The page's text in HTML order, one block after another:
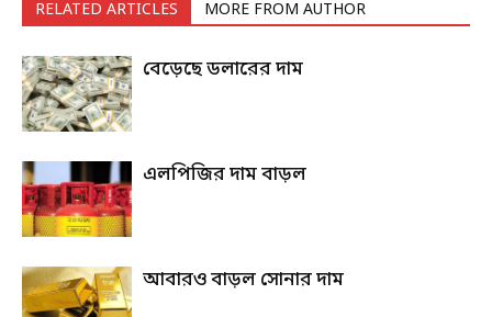
RELATED ARTICLES MORE FROM AUTHOR
বেড়েছে ডলারের দাম
এলপিজির দাম বাড়ল
আবারও বাড়ল সোনার দাম